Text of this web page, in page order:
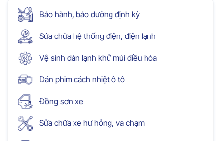
Bảo hành, bảo dưỡng định kỳ
Sửa chữa hệ thống điện, điện lạnh
Vệ sinh dàn lạnh khử mùi điều hòa
Dán phim cách nhiệt ô tô
Đồng sơn xe
Sửa chữa xe hư hỏng, va chạm